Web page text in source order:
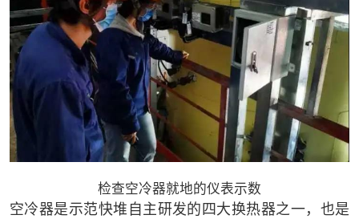
检查空冷器就地的仪表示数
空冷器是示范快堆自主研发的四大换热器之一，也是